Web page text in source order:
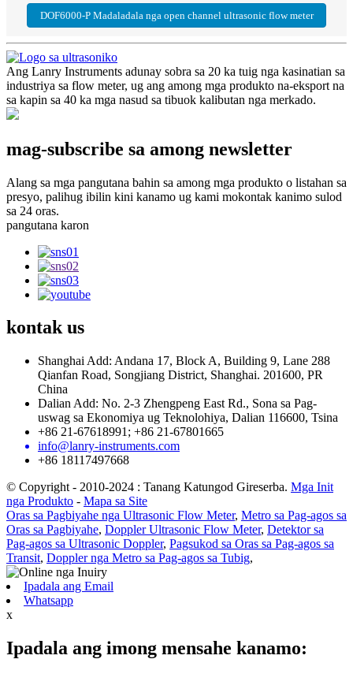
DOF6000-P Madaladala nga open channel ultrasonic flow meter
Ang Lanry Instruments adunay sobra sa 20 ka tuig nga kasinatian sa
industriya sa flow meter, ug ang among mga produkto na-eksport na
sa kapin sa 40 ka mga nasud sa tibuok kalibutan nga merkado.
mag-subscribe sa among newsletter
Alang sa mga pangutana bahin sa among mga produkto o listahan sa
presyo, palihug ibilin kini kanamo ug kami mokontak kanimo sulod
sa 24 oras.
pangutana karon
kontakus
Shanghai Add: Andana 17, Block A, Building 9, Lane 288
Qianfan Road, Songjiang District, Shanghai. 201600, PR
China
Dalian Add: No. 2-3 Zhengpeng East Rd., Sona sa Pag-
uswag sa Ekonomiya ug Teknolohiya, Dalian 116600, Tsina
+86 21-67618991; +86 21-67801665
info@lanry-instruments.com
+86 18117497668
© Copyright - 2010-2024 : Tanang Katungod Gireserba. Mga Init
nga Produkto - Mapa sa Site
Oras sa Pagbiyahe nga Ultrasonic Flow Meter, Metro sa Pag-agos sa
Oras sa Pagbiyahe, Doppler Ultrasonic Flow Meter, Detektor sa
Pag-agos sa Ultrasonic Doppler, Pagsukod sa Oras sa Pag-agos sa
Transit, Doppler nga Metro sa Pag-agos sa Tubig,
Ipadala ang Email
Whatsapp
x
Ipadala ang imong mensahe kanamo: